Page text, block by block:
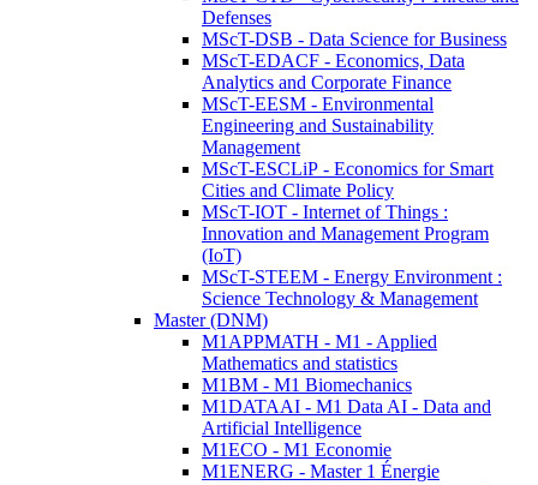
Defenses
MScT-DSB - Data Science for Business
MScT-EDACF - Economics, Data
Analytics and Corporate Finance
MScT-EESM - Environmental
Engineering and Sustainability
Management
MScT-ESCLiP - Economics for Smart
Cities and Climate Policy
MScT-IOT - Internet of Things :
Innovation and Management Program
(IoT)
MScT-STEEM - Energy Environment :
Science Technology & Management
Master (DNM)
M1APPMATH - M1 - Applied
Mathematics and statistics
M1BM - M1 Biomechanics
M1DATAAI - M1 Data AI - Data and
Artificial Intelligence
M1ECO - M1 Economie
M1ENERG - Master 1 Énergie